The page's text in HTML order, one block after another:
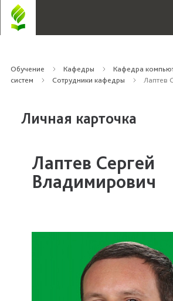
Обучение Кафедры
Кафедра
систем
Сотрудники кафедры Лаптев
Личная карточка
Лаптев Сергей
Владимирович